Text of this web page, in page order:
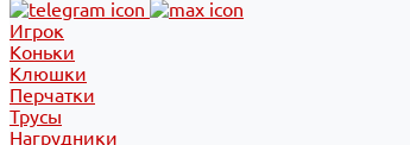
Игрок
Коньки
Клюшки
Перчатки
Трусы
Нагрудники